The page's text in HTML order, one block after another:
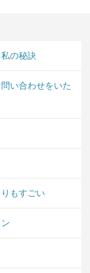
の秘訣
い合わせをいた
もすごい